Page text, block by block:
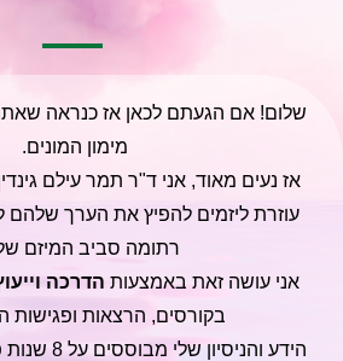
שלום! אם הגעתם לכאן אז כנראה
מימון המונים.
אז נעים מאוד, אני ד"ר תמר עילם
עוזרת ליזמים להפיץ את הערך שלהם
רתומה סביב המיזם
אני עושה זאת באמצעות הדרכה
בקורסים, הרצאות ופגישות
הידע